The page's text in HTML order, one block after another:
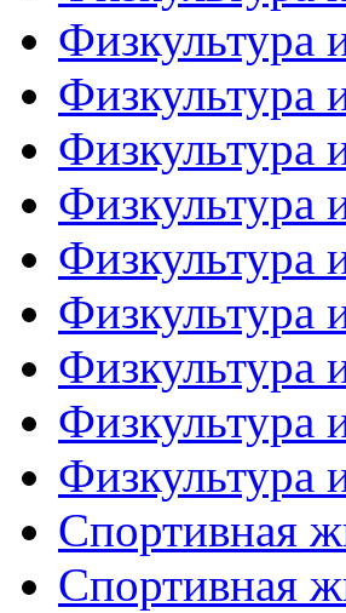
Физкультура
Физкультура
Физкультура
Физкультура
Физкультура
Физкультура
Физкультура
Физкультура
Физкультура
Спортивная
Спортивная